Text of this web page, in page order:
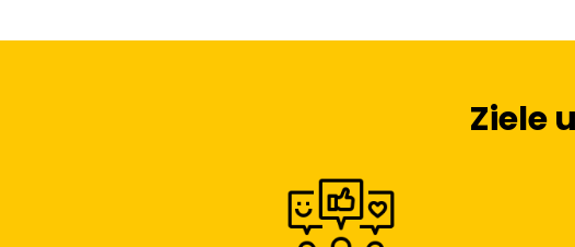
Ziele